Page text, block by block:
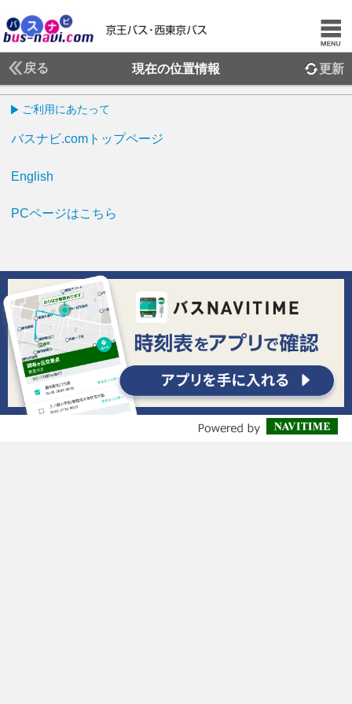
戻る 現在の位置情報 更新
ご利用にあたって
バスナビ.comトップページ
English
PCページはこちら